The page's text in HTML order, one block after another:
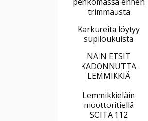
trimmausta
Karkureita löytyy
supiloukuista
NÄIN ETSIT
KADONNUTTA
LEMMIKKIÄ
Lemmikkieläin
moottoritiellä
SOITA 112